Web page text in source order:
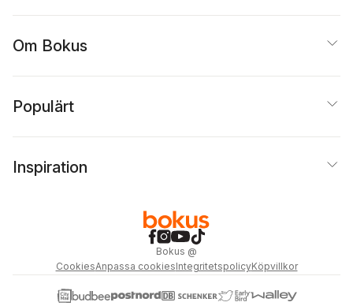
Om Bokus
Populärt
Inspiration
Bokus @
CookiesAnpassa cookiesIntegritetspolicyKöpvillkor